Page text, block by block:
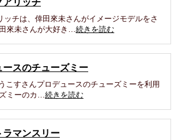
リッチ
ッチは、倖田來未さんがイメージモデルをさ
來未さんが大好き…続きを読む
スのチューズミー
こすさんプロデュースのチューズミーを利用
ミーのカ…続きを読む
マンスリー